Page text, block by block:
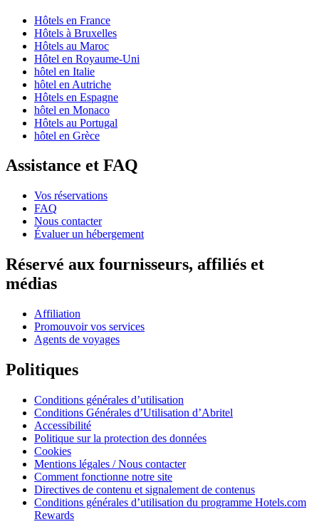
Hôtels en France
Hôtels à Bruxelles
Hôtels au Maroc
Hôtel en Royaume-Uni
hôtel en Italie
hôtel en Autriche
Hôtels en Espagne
hôtel en Monaco
Hôtels au Portugal
hôtel en Grèce
Assistance et FAQ
Vos réservations
FAQ
Nous contacter
Évaluer un hébergement
Réservé aux fournisseurs, affiliés et
médias
Affiliation
Promouvoir vos services
Agents de voyages
Politiques
Conditions générales d’utilisation
Conditions Générales d’Utilisation d’Abritel
Accessibilité
Politique sur la protection des données
Cookies
Mentions légales / Nous contacter
Comment fonctionne notre site
Directives de contenu et signalement de contenus
Conditions générales d’utilisation du programme Hotels.com
Rewards